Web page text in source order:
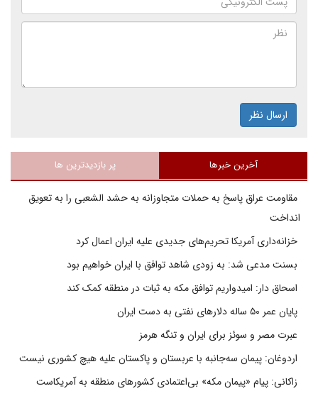
ارسال نظر
آخرین خبرها پر بازدیدترین ها
مقاومت عراق پاسخ به حملات متجاوزانه به حشد الشعبی را به تعویق
انداخت
خزانه‌داری آمریکا تحریم‌های جدیدی علیه ایران اعمال کرد
بسنت مدعی شد: به زودی شاهد توافق با ایران خواهیم بود
اسحاق دار: امیدواریم توافق مکه به ثبات در منطقه کمک کند
پایان عمر ۵۰ ساله دلارهای نفتی به دست ایران
عبرت مصر و سوئز برای ایران و تنگه هرمز
اردوغان: پیمان سه‌جانبه با عربستان و پاکستان علیه هیچ کشوری نیست
زاکانی: پیام «پیمان مکه» بی‌اعتمادی کشورهای منطقه به آمریکاست